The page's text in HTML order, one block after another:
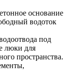
основание
водоток
под
люки для
пространства.